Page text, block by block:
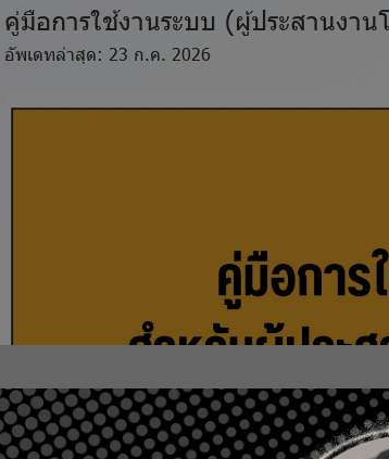
คู่มือการใช้งานระบบ (ผู้ประสานงาน
อัพเดทล่าสุด: 23 ก.ค. 2026